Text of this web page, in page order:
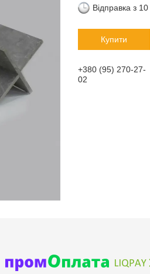
Відправка з
Купити
+380 (95) 270-27-
02